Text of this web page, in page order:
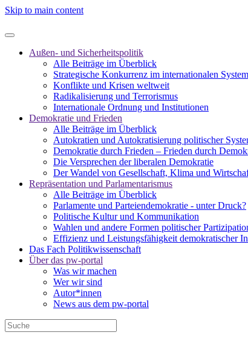
Skip to main content
Außen- und Sicherheitspolitik
Alle Beiträge im Überblick
Strategische Konkurrenz im internationalen System
Konflikte und Krisen weltweit
Radikalisierung und Terrorismus
Internationale Ordnung und Institutionen
Demokratie und Frieden
Alle Beiträge im Überblick
Autokratien und Autokratisierung politischer
Demokratie durch Frieden – Frieden durch
Die Versprechen der liberalen Demokratie
Der Wandel von Gesellschaft, Klima und
Repräsentation und Parlamentarismus
Alle Beiträge im Überblick
Parlamente und Parteiendemokratie - unter Druck?
Politische Kultur und Kommunikation
Wahlen und andere Formen politischer
Effizienz und Leistungsfähigkeit demokratischer
Das Fach Politikwissenschaft
Über das pw-portal
Was wir machen
Wer wir sind
Autor*innen
News aus dem pw-portal